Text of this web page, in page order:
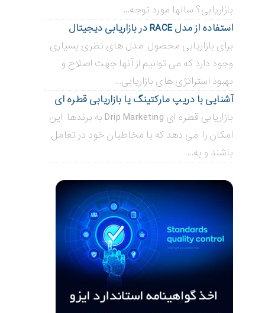
بازاریابی؟ سالها مورد توجه...
استفاده از مدل RACE در بازاریابی دیجیتال
برای بازاریابی محصول مدل های نظری بسیاری
وجود دارد که می توانیم از آنها جهت اصلاح و
بهبود استراتژی های بازاریابی...
آشنایی با دریپ مارکتینگ یا بازاریابی قطره ای
بازاریابی قطره ای Drip Marketing به برندها این
امکان را می دهد که با مخاطبان خود در تعامل
باشند و به...